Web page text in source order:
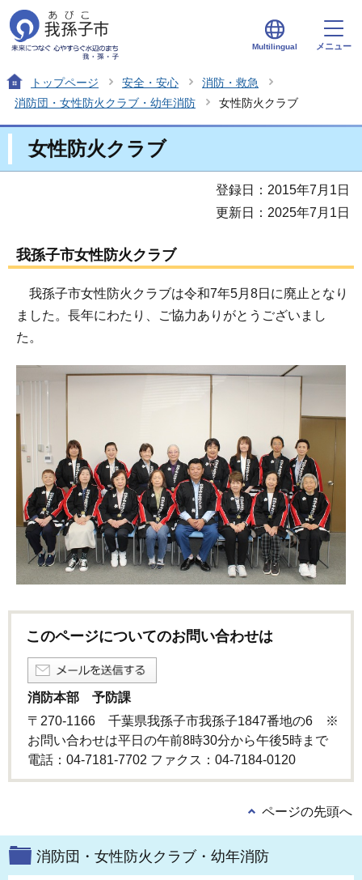
Multilingual メニュー
トップページ 安全・安心
消防・救急
消防団・女性防火クラブ・幼年消防
女性防火クラブ
女性防火クラブ
登録日：2015年7月1日
更新日：2025年7月1日
我孫子市女性防火クラブ
我孫子市女性防火クラブは令和7年5月8日に廃止となり
ました。長年にわたり、ご協力ありがとうございまし
た。
このページについてのお問い合わせは
消防本部 予防課
〒270-1166 千葉県我孫子市我孫子1847番地の6 ※
お問い合わせは平日の午前8時30分から午後5時まで
電話：04-7181-7702 ファクス：04-7184-0120
ページの先頭へ
消防団・女性防火クラブ・幼年消防